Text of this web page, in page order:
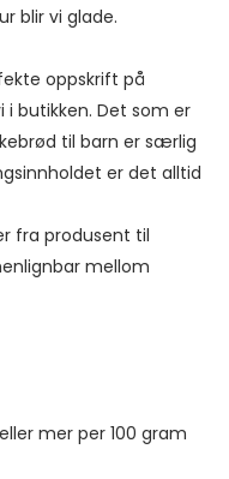
blir vi glade.
oppskrift på
i butikken. Det som er
til barn er særlig
er det alltid
fra produsent til
mellom
mer per 100 gram